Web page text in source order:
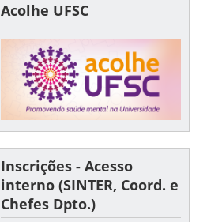
Acolhe UFSC
Inscrições - Acesso
interno (SINTER, Coord. e
Chefes Dpto.)